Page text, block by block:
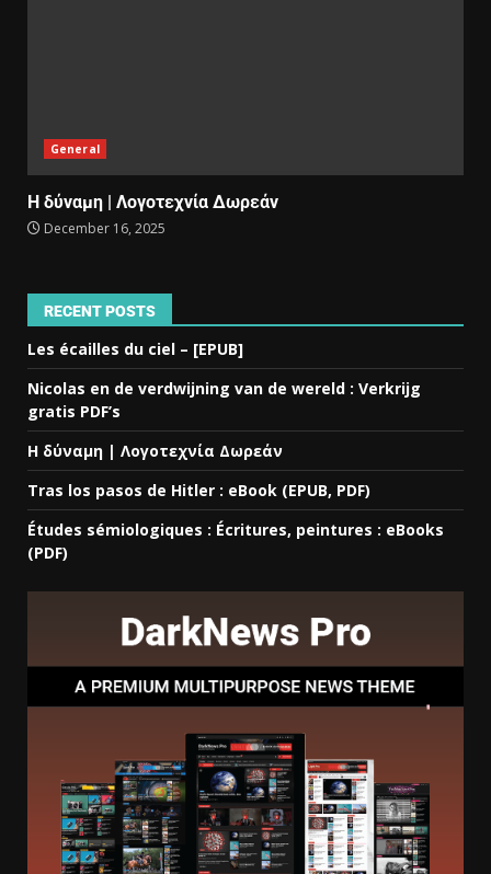
General
Η δύναμη | Λογοτεχνία Δωρεάν
December 16, 2025
RECENT POSTS
Les écailles du ciel – [EPUB]
Nicolas en de verdwijning van de wereld : Verkrijg
gratis PDF’s
Η δύναμη | Λογοτεχνία Δωρεάν
Tras los pasos de Hitler : eBook (EPUB, PDF)
Études sémiologiques : Écritures, peintures : eBooks
(PDF)